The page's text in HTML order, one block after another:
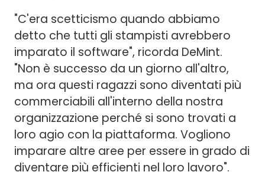
"C'era scetticismo quando abbiamo
detto che tutti gli stampisti avrebbero
imparato il software", ricorda DeMint.
"Non è successo da un giorno all'altro,
ma ora questi ragazzi sono diventati più
commerciabili all'interno della nostra
organizzazione perché si sono trovati a
loro agio con la piattaforma. Vogliono
imparare altre aree per essere in grado di
diventare più efficienti nel loro lavoro".